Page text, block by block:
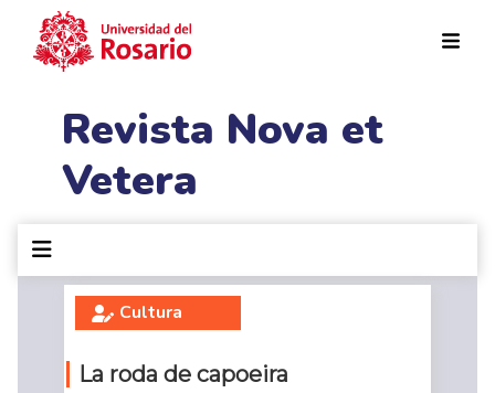
Revista Nova et
Vetera
Cultura
La roda de capoeira